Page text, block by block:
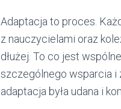
Adaptacja to proces.
z nauczycielami oraz
dłużej. To co jest
szczególnego wsparcia i
adaptacja była udana i